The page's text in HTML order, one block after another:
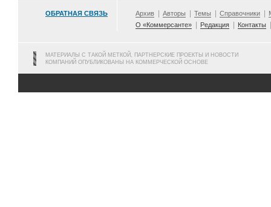
ОБРАТНАЯ СВЯЗЬ Архив Авторы Темы Справочники
О «Коммерсанте»
Редакция Контакты
МАТЕРИАЛЫ С ТАКОЙ МЕТКОЙ, ПАРТНЕРСКИЕ ПРОЕКТЫ И НОВОСТИ
КОМПАНИЙ ОПУБЛИКОВАНЫ НА КОММЕРЧЕСКОЙ ОСНОВЕ